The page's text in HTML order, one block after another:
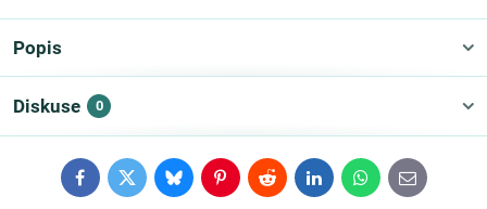
Popis
Diskuse 0
FacebookTwitterBlueskyPinterestRedditLinkedInWhatsApp
E-
mail